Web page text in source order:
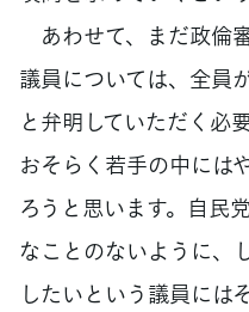
あわせて、まだ政倫
議員については、全員
と弁明していただく必
おそらく若手の中には
ろうと思います。自民
なことのないように、
したいという議員には